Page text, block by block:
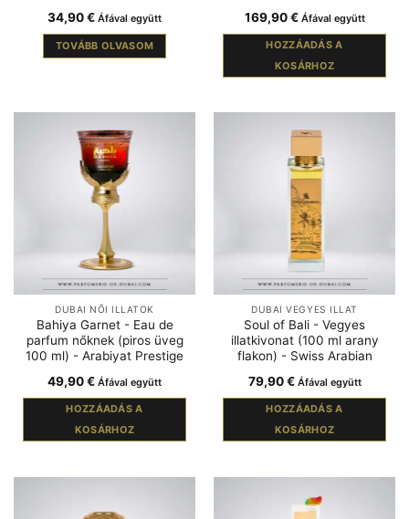
34,90€ Áfával együtt
TOVÁBB OLVASOM
169,90€ Áfával együtt
HOZZÁADÁS A
KOSÁRHOZ
DUBAI NŐI ILLATOK
Bahiya Garnet - Eau de
parfum nőknek (piros üveg
100 ml) - Arabiyat Prestige
49,90€ Áfával együtt
HOZZÁADÁS A
KOSÁRHOZ
DUBAI VEGYES ILLAT
Soul of Bali - Vegyes
illatkivonat (100 ml arany
flakon) - Swiss Arabian
79,90€ Áfával együtt
HOZZÁADÁS A
KOSÁRHOZ